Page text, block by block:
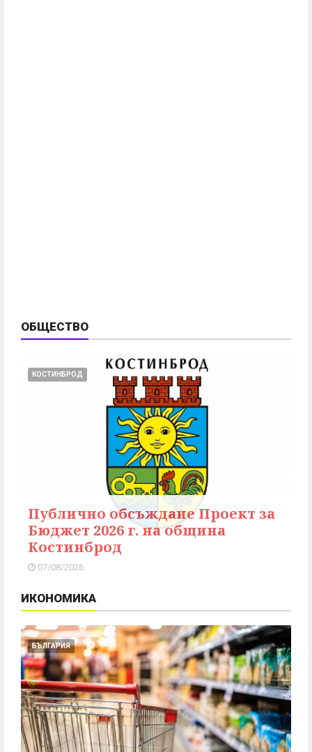
ОБЩЕСТВО
КОСТИНБРОД
Публично обсъждане Проект за
Бюджет 2026 г. на община
Костинброд
07/08/2026
ИКОНОМИКА
БЪЛГАРИЯ